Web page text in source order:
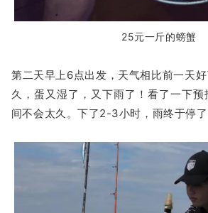
25元一斤的螃蟹
第二天早上6点出发，天气相比前一天
久，蛋又湿了，又下雨了！看了一下
间不会太久。下了2-3小时，雨终于停了